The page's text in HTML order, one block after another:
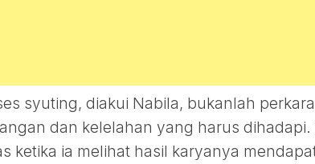
syuting, diakui Nabila, bukanlah
dan kelelahan yang harus
ketika ia melihat hasil karyanya